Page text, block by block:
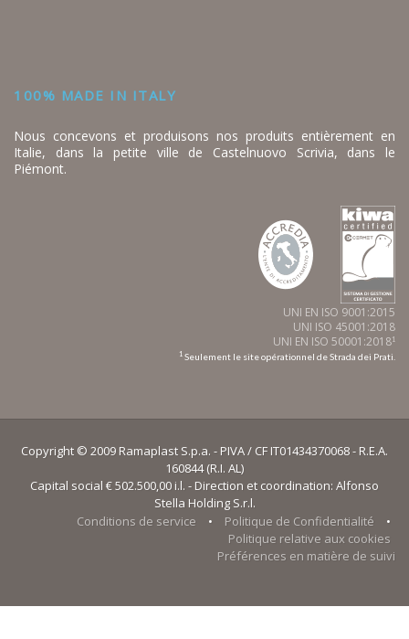
100% MADE IN ITALY
Nous concevons et produisons nos produits entièrement en
Italie, dans la petite ville de Castelnuovo Scrivia, dans le
Piémont.
UNI EN ISO 9001:2015
UNI ISO 45001:2018
UNI EN ISO 50001:20181
1 Seulement le site opérationnel de Strada dei Prati.
Copyright © 2009 Ramaplast S.p.a. - PIVA / CF IT01434370068 - R.E.A.
160844 (R.I. AL)
Capital social € 502.500,00 i.l. - Direction et coordination: Alfonso
Stella Holding S.r.l.
Conditions de service
• Politique de Confidentialité
•
Politique relative aux cookies
Préférences en matière de suivi